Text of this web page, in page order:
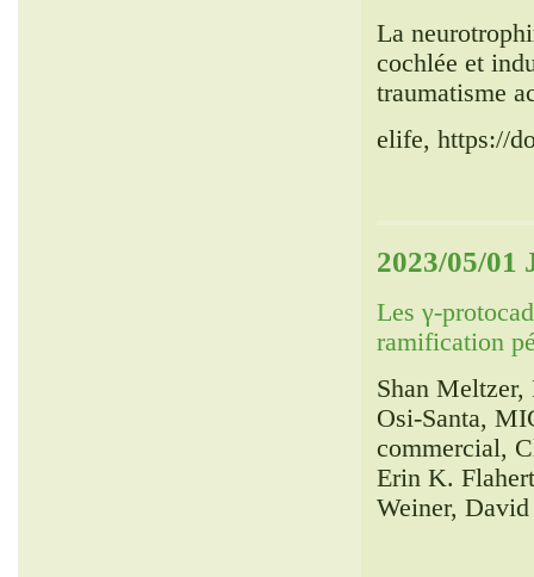
La
cochlée et
traumatisme
elife, https://
2023/05/01
Les γ-
ramification
Shan
Osi-Santa,
commercial,
Erin K.
Weiner,